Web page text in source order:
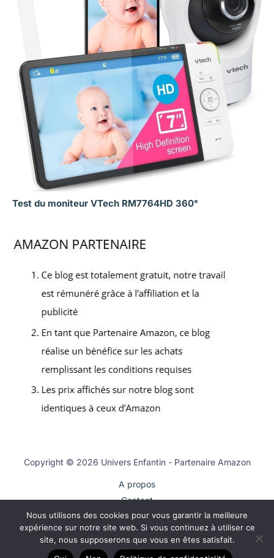
Test du moniteur VTech RM7764HD 360°
Copyright © 2026 Univers Enfantin - Partenaire Amazon
A propos
Contact
Plan du site
Mentions légales
Politique de confidentialité
Nous utilisons des cookies pour vous garantir la meilleure
expérience sur notre site web. Si vous continuez à utiliser ce
site, nous supposerons que vous en êtes satisfait.